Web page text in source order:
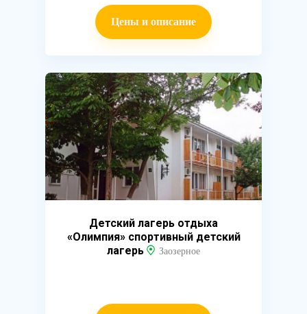
Цены и описание
Детский лагерь отдыха
«Олимпия» спортивный детский
лагерь
Заозерное